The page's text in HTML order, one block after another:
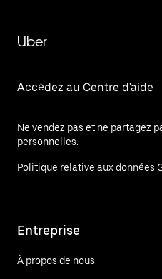
Uber
Accédez au Centre d'aide
Ne vendez pas et ne partagez
personnelles.
Politique relative aux données
Entreprise
À propos de nous